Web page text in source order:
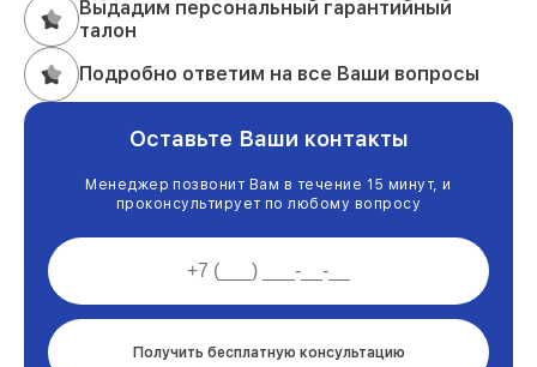
Выдадим персональный гарантийный
талон
Подробно ответим на все Ваши вопросы
Оставьте Ваши контакты
Менеджер позвонит Вам в течение 15 минут, и
проконсультирует по любому вопросу
Получить бесплатную консультацию